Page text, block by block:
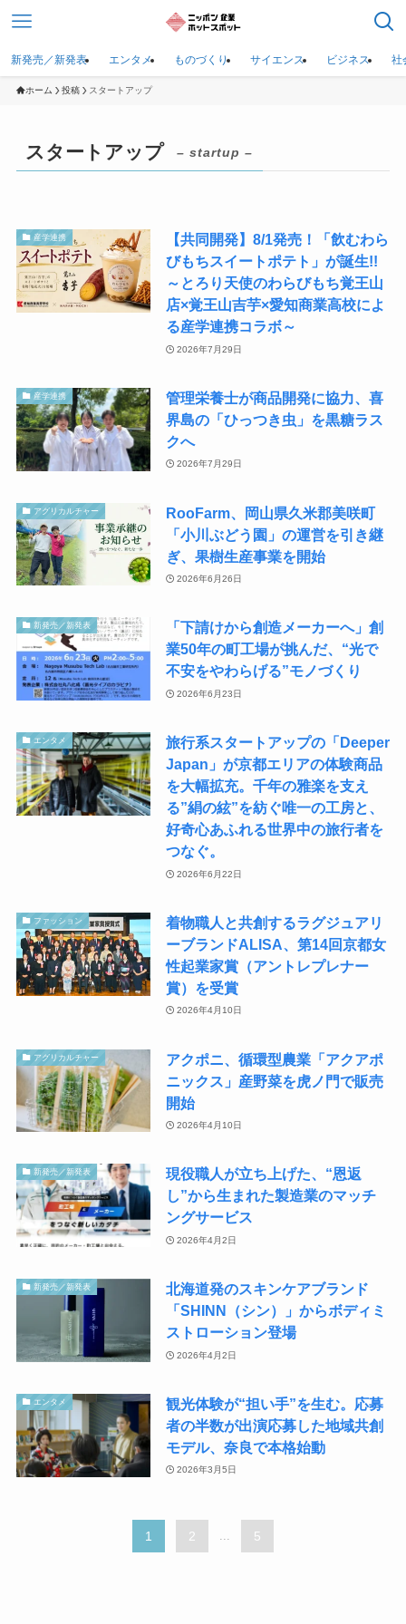
新発売／新発表 エンタメ ものづくり サイエンス ビジネス 社
ホーム 投稿 スタートアップ
スタートアップ – startup –
産学連携
【共同開発】8/1発売！「飲むわら
びもちスイートポテト」が誕生!!
～とろり天使のわらびもち覚王山
店×覚王山吉芋×愛知商業高校によ
る産学連携コラボ～
2026年7月29日
産学連携
管理栄養士が商品開発に協力、喜
界島の「ひっつき虫」を黒糖ラス
クへ
2026年7月29日
アグリカルチャー
RooFarm、岡山県久米郡美咲町
「小川ぶどう園」の運営を引き継
ぎ、果樹生産事業を開始
2026年6月26日
新発売／新発表
「下請けから創造メーカーへ」創
業50年の町工場が挑んだ、“光で
不安をやわらげる”モノづくり
2026年6月23日
エンタメ
旅行系スタートアップの「Deeper
Japan」が京都エリアの体験商品
を大幅拡充。千年の雅楽を支え
る”絹の絃”を紡ぐ唯一の工房と、
好奇心あふれる世界中の旅行者を
つなぐ。
2026年6月22日
ファッション
着物職人と共創するラグジュアリ
ーブランドALISA、第14回京都女
性起業家賞（アントレプレナー
賞）を受賞
2026年4月10日
アグリカルチャー
アクポニ、循環型農業「アクアポ
ニックス」産野菜を虎ノ門で販売
開始
2026年4月10日
新発売／新発表
現役職人が立ち上げた、“恩返
し”から生まれた製造業のマッチ
ングサービス
2026年4月2日
新発売／新発表
北海道発のスキンケアブランド
「SHINN（シン）」からボディミ
ストローション登場
2026年4月2日
エンタメ
観光体験が“担い手”を生む。応募
者の半数が出演応募した地域共創
モデル、奈良で本格始動
2026年3月5日
1 2 ... 5